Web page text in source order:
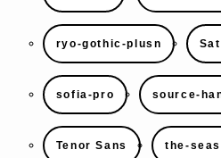
ryo-gothic-plusn
sofia-pro source-
Tenor Sans the-